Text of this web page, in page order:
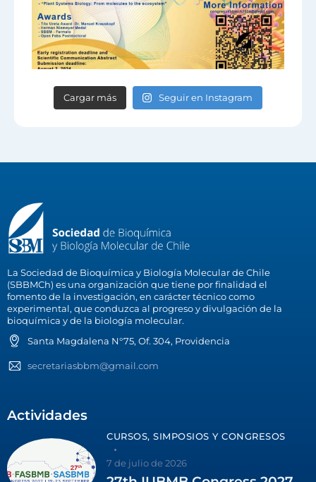
Cargar más Seguir en Instagram
La Sociedad de Bioquímica y Biología Molecular de Chile
(SBBMCh) es una organización que tiene por finalidad el
fomento de la investigación, en carácter técnico como
experimental, que conduzca al progreso y divulgación de la
bioquímica y de la biología molecular.
Santa Magdalena N°75, Of. 304, Providencia
secretariasbbm@gmail.com
Actividades
CURSOS, SIMPOSIOS Y CONGRESOS
7 de julio de 2026